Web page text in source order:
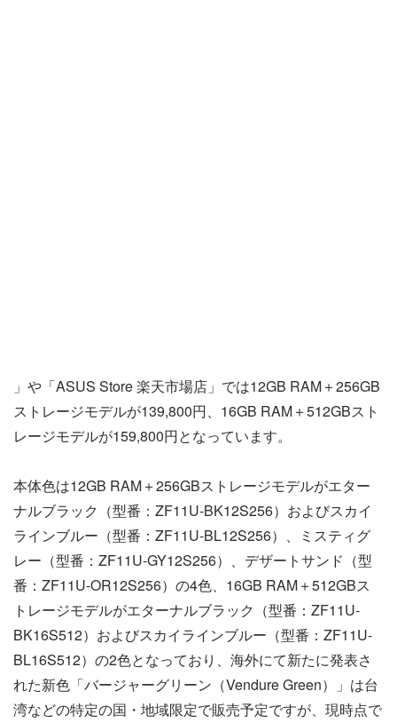
」や「ASUS Store 楽天市場店」では12GB RAM＋256GB
ストレージモデルが139,800円、16GB RAM＋512GBスト
レージモデルが159,800円となっています。
本体色は12GB RAM＋256GBストレージモデルがエター
ナルブラック（型番：ZF11U-BK12S256）およびスカイ
ラインブルー（型番：ZF11U-BL12S256）、ミスティグ
レー（型番：ZF11U-GY12S256）、デザートサンド（型
番：ZF11U-OR12S256）の4色、16GB RAM＋512GBス
トレージモデルがエターナルブラック（型番：ZF11U-
BK16S512）およびスカイラインブルー（型番：ZF11U-
BL16S512）の2色となっており、海外にて新たに発表さ
れた新色「バージャーグリーン（Vendure Green）」は台
湾などの特定の国・地域限定で販売予定ですが、現時点で